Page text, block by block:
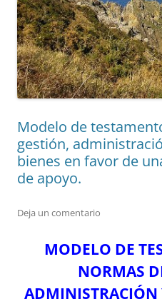
Modelo de
gestión,
bienes en favor de
de apoyo.
Deja un comentario
MODELO DE
NORMAS
ADMINISTRACIÓN